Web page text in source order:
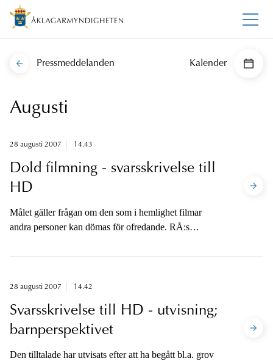
Pressmeddelanden Kalender
Augusti
28 augusti 2007 14.43
Dold filmning - svarsskrivelse till
HD
Målet gäller frågan om den som i hemlighet filmar
andra personer kan dömas för ofredande. RÅ:s
som filmats får reda på det först efter själva filmningen.
28 augusti 2007 14.42
Svarsskrivelse till HD - utvisning;
barnperspektivet
Den tilltalade har utvisats efter att ha begått bl.a. grov